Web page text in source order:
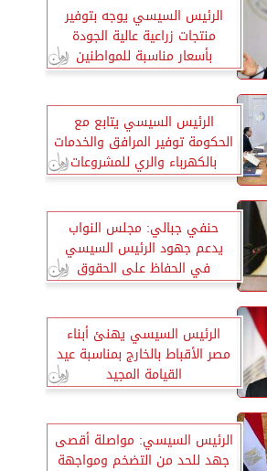
الرئيس السيسي يوجه بتوفير
منتجات زراعية عالية الجودة
بأسعار مناسبة للمواطنين
الرئيس السيسي يتابع مع
الحكومة توفير المرافق والخدمات
بالكهرباء والري للمشروعات
الزراعية
حنفي جبالي: مجلس النواب
يدعم جهود الرئيس السيسي
في الحفاظ على الحقوق
المشروعة للشعب الفلسطينيّ
الرئيس السيسي يهنئ أبناء
مصر الأقباط بالخارج بمناسبة عيد
القيامة المجيد
الرئيس السيسي: مواصلة أقصى
جهد للحد من التضخم ومواجهة